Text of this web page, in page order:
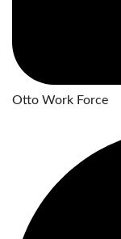
Otto Work Force